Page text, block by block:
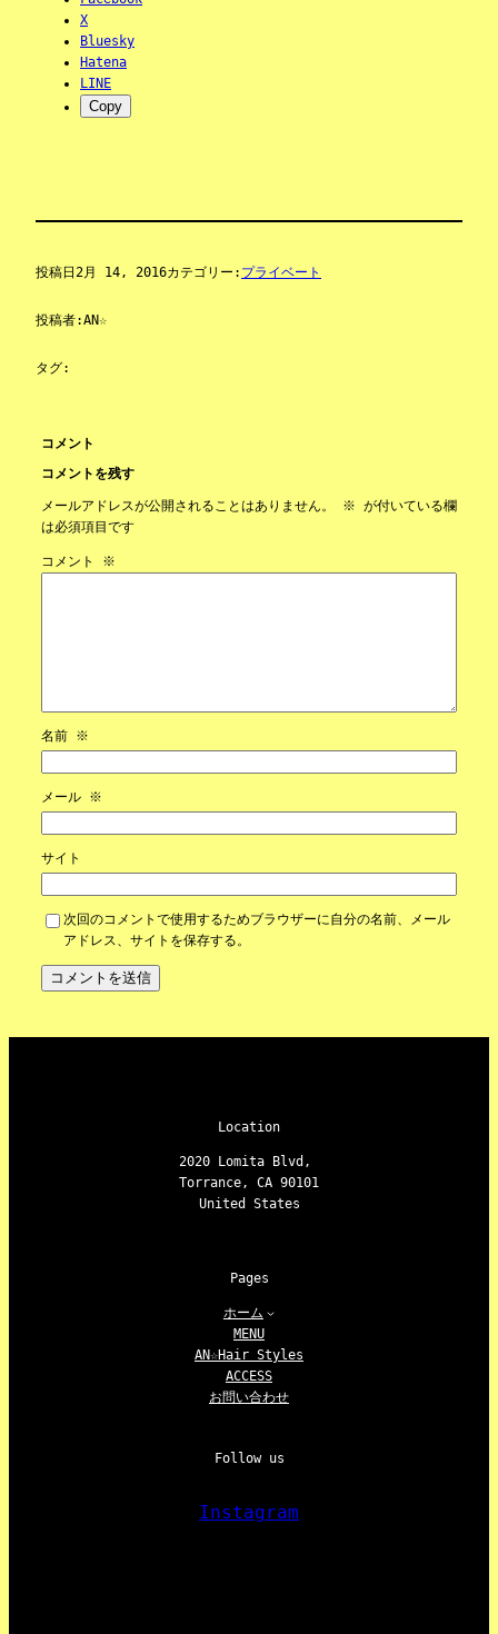
X
Bluesky
Hatena
LINE
Copy
投稿日 2月 14, 2016カテゴリー: プライベート
投稿者:AN☆
タグ:
コメント
コメントを残す
メールアドレスが公開されることはありません。 ※ が付いている欄
は必須項目です
コメント ※
名前 ※
メール ※
サイト
次回のコメントで使用するためブラウザーに自分の名前、メール
アドレス、サイトを保存する。
Location
2020 Lomita Blvd,
Torrance, CA 90101
United States
Pages
ホーム
MENU
AN☆Hair Styles
ACCESS
お問い合わせ
Follow us
Instagram